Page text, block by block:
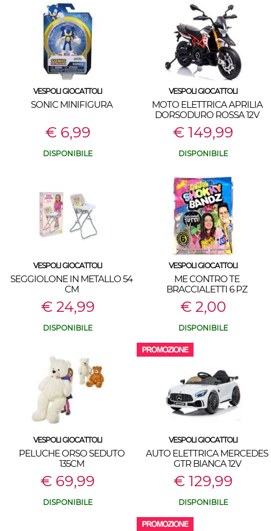
VESPOLI GIOCATTOLI
SONIC MINIFIGURA
€ 6,99
DISPONIBILE
VESPOLI GIOCATTOLI
MOTO ELETTRICA APRILIA
DORSODURO ROSSA 12V
€ 149,99
DISPONIBILE
VESPOLI GIOCATTOLI
SEGGIOLONE IN METALLO 54
CM
€ 24,99
DISPONIBILE
VESPOLI GIOCATTOLI
ME CONTRO TE
BRACCIALETTI 6 PZ
€ 2,00
DISPONIBILE
VESPOLI GIOCATTOLI
PELUCHE ORSO SEDUTO
135CM
€ 69,99
DISPONIBILE
VESPOLI GIOCATTOLI
AUTO ELETTRICA MERCEDES
GTR BIANCA 12V
€ 129,99
DISPONIBILE